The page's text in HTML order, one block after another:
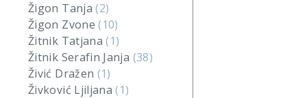
Žigon Tanja(2)
Žigon Zvone(10)
Žitnik Tatjana(1)
Žitnik Serafin Janja (38)
Živić Dražen (1)
Živković Ljiljana(1)